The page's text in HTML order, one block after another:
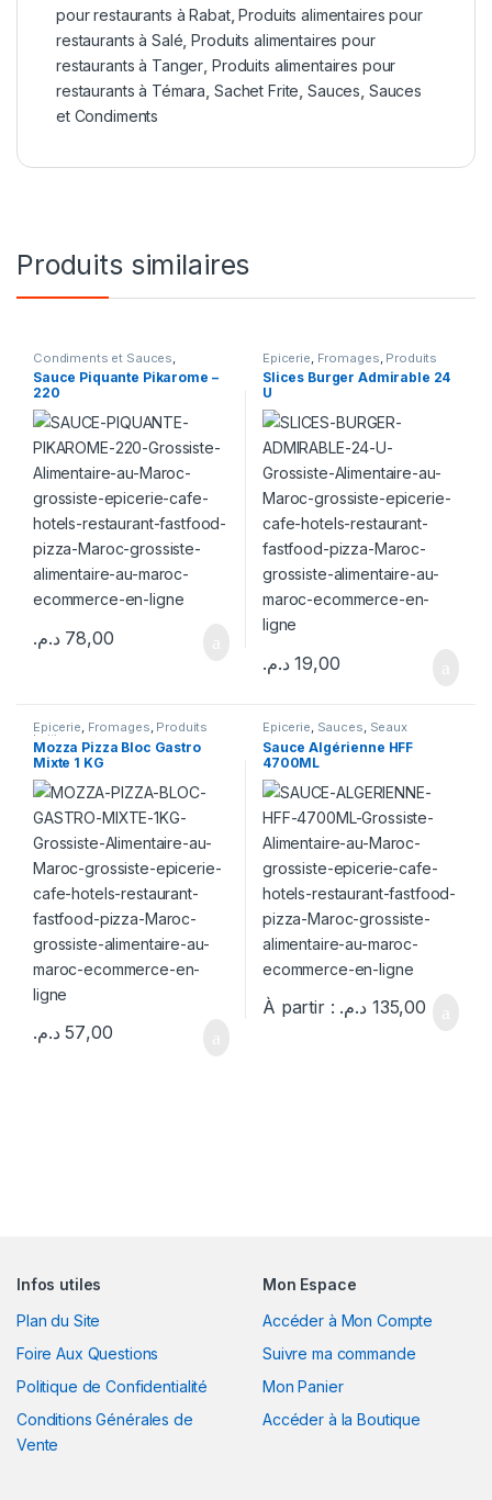
pour restaurants à Rabat,Produits alimentaires pour
restaurants à Salé ,Produits alimentaires pour
restaurants à Tanger Produits alimentaires pour
restaurants à Témara Sachet Frite Sauces Sauces
et Condiments
Produits similaires
Condiments et Sauces
Dosettes, Epicerie
Sauce Piquante Pikarome –
220
78,00 د.م.
Epicerie Fromages Produits
Laitiers
Slices Burger Admirable 24
U
19,00 د.م.
Epicerie, Fromages, Produits
Laitiers
Mozza Pizza Bloc Gastro
Mixte 1 KG
57,00 د.م.
Epicerie, Sauces, Seaux
Sauce Algérienne HFF
4700ML
À partir : 135,00 د.م.
Infos utiles
Plan du Site
Foire Aux Questions
Politique de Confidentialité
Conditions Générales de
Vente
Mon Espace
Accéder à Mon Compte
Suivre ma commande
Mon Panier
Accéder à la Boutique